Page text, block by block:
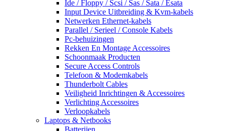
Ide / Floppy / Scsi / Sas / Sata / Esata
Input Device Uitbreiding & Kvm-kabels
Netwerken Ethernet-kabels
Parallel / Serieel / Console Kabels
Pc-behuizingen
Rekken En Montage Accessoires
Schoonmaak Producten
Secure Access Controls
Telefoon & Modemkabels
Thunderbolt Cables
Veiligheid Inrichtingen & Accessoires
Verlichting Accessoires
Verloopkabels
Laptops & Netbooks
Batterijen